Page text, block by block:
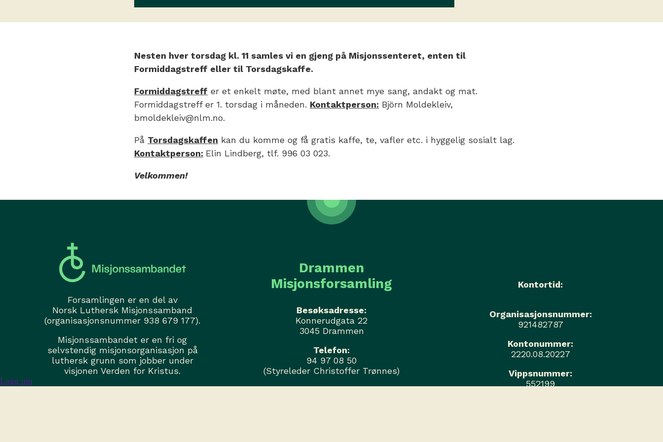
Nesten hver torsdag kl. 11 samles vi en gjeng på Misjonssenteret, enten til
Formiddagstreff eller til Torsdagskaffe.
Formiddagstreff er et enkelt møte, med blant annet mye sang, andakt og mat.
Formiddagstreff er 1. torsdag i måneden. Kontaktperson: Björn Moldekleiv,
bmoldekleiv@nlm.no.
På Torsdagskaffen kan du komme og få gratis kaffe, te, vafler etc. i hyggelig sosialt lag.
Kontaktperson: Elin Lindberg, tlf. 996 03 023.
Velkommen!
Forsamlingen er en del av
Norsk Luthersk Misjonssamband
(organisasjonsnummer 938 679 177).
Misjonssambandet er en fri og
selvstendig misjonsorganisasjon på
luthersk grunn som jobber under
visjonen Verden for Kristus.
Drammen
Misjonsforsamling
Besøksadresse:
Konnerudgata 22
3045 Drammen
Telefon:
94 97 08 50
(Styreleder Christoffer Trønnes)
Kontortid:
Organisasjonsnummer:
921482787
Kontonummer:
2220.08.20227
Vippsnummer:
552199
Logg inn